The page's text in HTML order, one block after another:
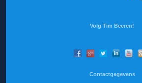
Volg Tim Beeren!
Contactgegevens